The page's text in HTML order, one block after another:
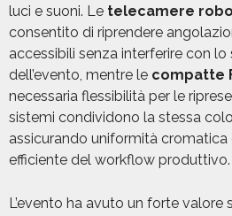
luci e suoni. Le telecamere
consentito di riprendere
accessibili senza interferire con
dell’evento, mentre le compatte
necessaria flessibilità per le
sistemi condividono la stessa
assicurando uniformità cromatica
efficiente del workflow produttivo.
L’evento ha avuto un forte valore